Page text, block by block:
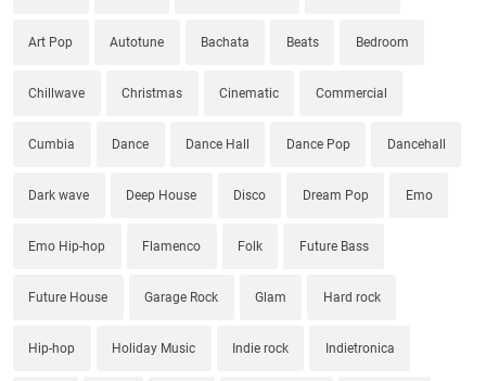
Art Pop Autotune Bachata Beats Bedroom
Chillwave Christmas Cinematic Commercial
Cumbia Dance Dance Hall Dance Pop Dancehall
Dark wave Deep House Disco Dream Pop Emo
Emo Hip-hop Flamenco Folk Future Bass
Future House Garage Rock Glam Hard rock
Hip-hop Holiday Music Indie rock Indietronica